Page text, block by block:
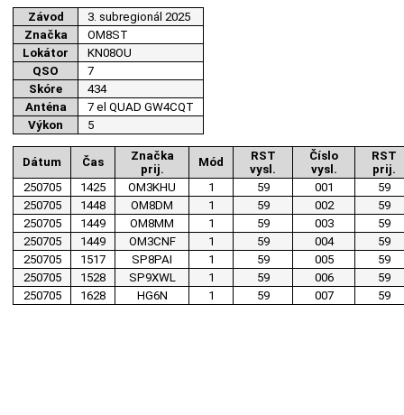
Závod
3. subregionál 2025
Značka
OM8ST
Lokátor
KN08OU
QSO
7
Skóre
434
Anténa
7 el QUAD GW4CQT
Výkon
5
Dátum Čas
Značka
prij.
Mód
RST
vysl.
Číslo
vysl.
RST
prij.
250705
1425 OM3KHU 1 59 001
59
250705
1448 OM8DM 1 59 002
59
250705
1449 OM8MM 1 59 003
59
250705
1449 OM3CNF 1 59 004
59
250705
1517 SP8PAI 1 59 005
59
250705
1528 SP9XWL 1 59 006
59
250705
1628 HG6N 1 59 007 59